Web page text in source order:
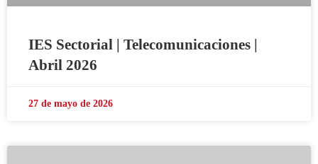
IES Sectorial | Telecomunicaciones |
Abril 2026
27 de mayo de 2026